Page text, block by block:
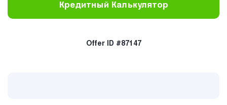
Кредитный Калькулятор
Offer ID #87147